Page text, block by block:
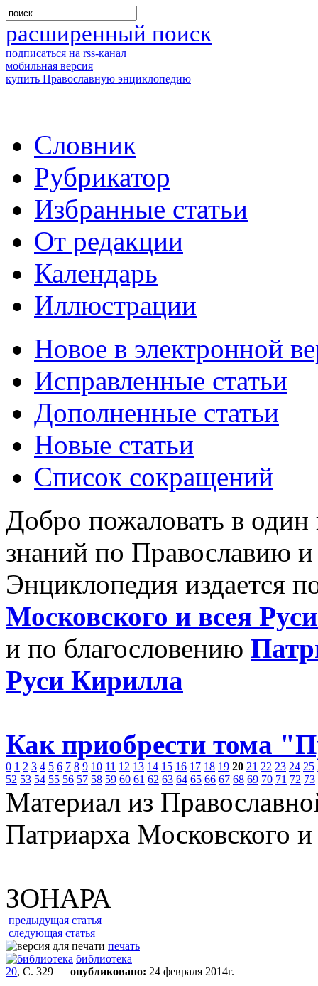
расширенный поиск
подписаться на rss-канал
мобильная версия
купить Православную энциклопедию
Словник
Рубрикатор
Избранные статьи
От редакции
Календарь
Иллюстрации
Новое в электронной
Исправленные статьи
Дополненные статьи
Новые статьи
Список сокращений
Добро пожаловать в
знаний по Православию
Энциклопедия издается
Московского и всея
и по благословению
Руси Кирилла
Как приобрести тома
0 1 2 3 4 5 6 7 8 9 10 11 12 13 14 15 16 17 18 19 20 21 22 23 24 25
52 53 54 55 56 57 58 59 60 61 62 63 64 65 66 67 68 69 70 71 72 73
Материал из
Патриарха Московского
ЗОНАРА
предыдущая статья
следующая статья
печать
библиотека
20, С. 329 опубликовано: 24 февраля 2014г.